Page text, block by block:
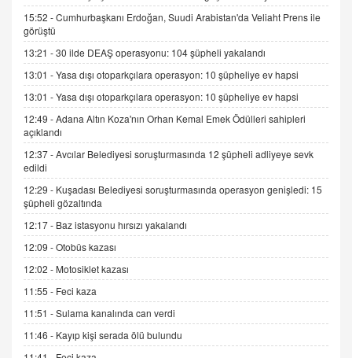
15.09.2025 16:17
SEHER EREK
Kış Ayları Geldi, Hangi Önlemler Alınmalı?
9.12.2025 10:11
İNCİ GÜL AKÖL
06.07.2026 13:00
ADEM AKÖL
Esed Destekçilerinin Yüzüne Vurulan Şamar:
Sednaya
11.12.2024 12:30
DR. EKREM ASLAN
Gerçek Ne, Algı Ne? "Beraber Yürüyoruz"
Cümlesinin Peşinden
19.07.2025 12:45
15:52 -Cumhurbaşkanı Erdoğan, Suudi Arabistan'da Veliaht Prens ile
görüştü
13:21 -30 ilde DEAŞ operasyonu: 104 şüpheli yakalandı
13:01 -Yasa dışı otoparkçılara operasyon: 10 şüpheliye ev hapsi
13:01 -Yasa dışı otoparkçılara operasyon: 10 şüpheliye ev hapsi
12:49 -Adana Altın Koza'nın Orhan Kemal Emek Ödülleri sahipleri
açıklandı
12:37 -Avcılar Belediyesi soruşturmasında 12 şüpheli adliyeye sevk
edildi
12:29 - Kuşadası Belediyesi soruşturmasında operasyon genişledi: 15
şüpheli gözaltında
12:17 - Baz istasyonu hırsızı yakalandı
12:09 -Otobüs kazası
12:02 - Motosiklet kazası
11:55 - Feci kaza
11:51 -Sulama kanalında can verdi
11:46 - Kayıp kişi serada ölü bulundu